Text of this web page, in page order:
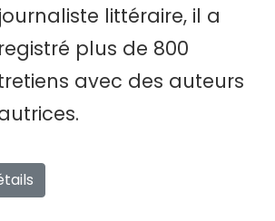
littéraire, il a
plus de 800
avec des auteurs